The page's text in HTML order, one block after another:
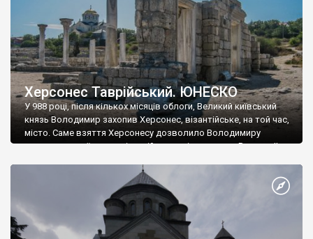
Херсонес Таврійський. ЮНЕСКО
У 988 році, після кількох місяців облоги, Великий київський
князь Володимир захопив Херсонес, візантійське, на той час,
місто. Саме взяття Херсонесу дозволило Володимиру
диктувати свої умови візантійському імператору Василю ІІ, та
Херсонесі Володимир-язичник, став Василем-християнином.
А потім було Хрещення Русі. На честь Херсонесу Таврійського